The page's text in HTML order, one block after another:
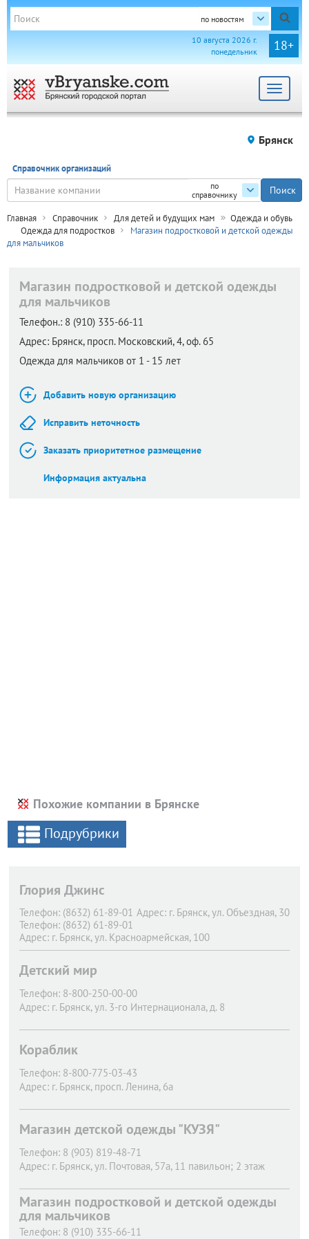
по новостям
18+
10 августа 2026 г.
понедельник
Toggle
Брянск
Справочник организаций
по
справочнику
Главная Справочник Для детей и будущих мам
Одежда и обувь
Одежда для подростков
Магазин подростковой и детской одежды
для мальчиков
Магазин подростковой и детской одежды
для мальчиков
Телефон.: 8 (910) 335-66-11
Адрес: Брянск, просп. Московский, 4, оф.​ 65
Одежда для мальчиков от 1 - 15 лет
Добавить новую организацию
Исправить неточность
Заказать приоритетное размещение
Информация актуальна
Похожие компании в Брянске
Подрубрики
Глория Джинс
Телефон: (8632) 61-89-01 Адрес: г. Брянск, ул. Объездная, 30
Телефон: (8632) 61-89-01
Адрес: г. Брянск, ул. Красноармейская, 100
Телефон: (8632) 61-89-01
Адрес:
г. Брянск,
Детский мир
Телефон: 8-800-250-00-00
Адрес: г. Брянск, ул. 3-го Интернационала, д. 8
Кораблик
Телефон: 8-800-775-03-43
Адрес: г. Брянск, просп. Ленина, 6а
Магазин детской одежды "КУЗЯ"
Телефон: 8 (903) 819-48-71
Адрес: г. Брянск, ул. Почтовая, 57а​, 11 павильон; 2 этаж
Магазин подростковой и детской одежды
для мальчиков
Телефон: 8 (910) 335-66-11